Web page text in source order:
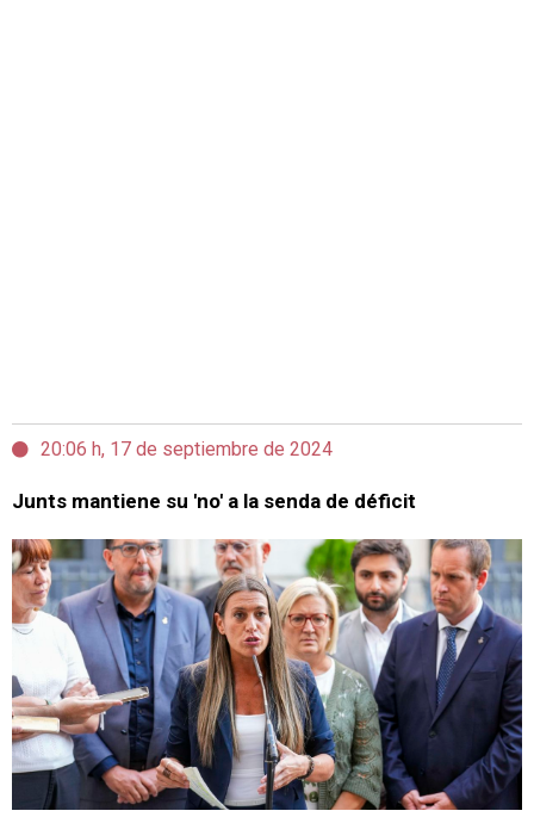
20:06 h, 17 de septiembre de 2024
Junts mantiene su 'no' a la senda de déficit